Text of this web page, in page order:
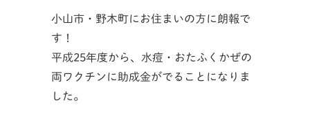
小山市・野木町にお住まいの方に朗報で
す！
平成25年度から、水痘・おたふくかぜの
両ワクチンに助成金がでることになりま
した。